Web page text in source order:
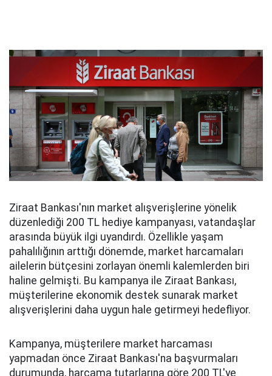
Ziraat Bankası'nın market alışverişlerine yönelik
düzenlediği 200 TL hediye kampanyası, vatandaşlar
arasında büyük ilgi uyandırdı. Özellikle yaşam
pahalılığının arttığı dönemde, market harcamaları
ailelerin bütçesini zorlayan önemli kalemlerden biri
haline gelmişti. Bu kampanya ile Ziraat Bankası,
müşterilerine ekonomik destek sunarak market
alışverişlerini daha uygun hale getirmeyi hedefliyor.
Kampanya, müşterilere market harcaması
yapmadan önce Ziraat Bankası'na başvurmaları
durumunda, harcama tutarlarına göre 200 TL'ye